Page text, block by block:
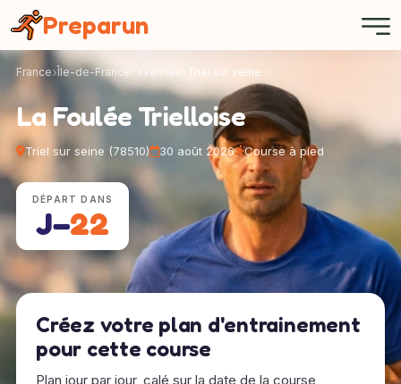
Preparun
France Île-de-France Yvelines Triel sur seine
La Foulée Trielloise
Triel sur seine (78510) 30 août 2026 Course à pied
DÉPART DANS
J−22
Créez votre plan d'entrainement
pour cette course
Plan jour par jour, calé sur la date de la course,
Panneau de gestion des cookies